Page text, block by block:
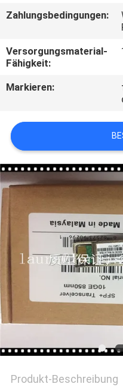
UNS
NEUIGKEITEN
SITEMAP
Zahlungsbedingungen:
Versorgungsmaterial-
Fähigkeit:
Markieren:
Produkt-Beschreibung